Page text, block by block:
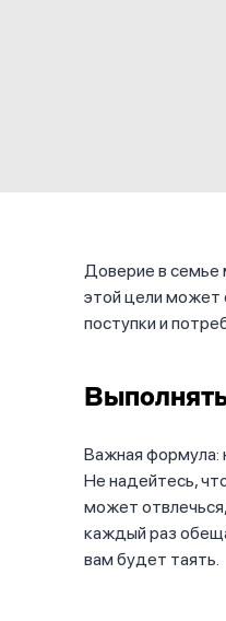
Доверие в семье
этой цели может
поступки и
Важная формула:
Не надейтесь,
может
каждый раз
вам будет таять.